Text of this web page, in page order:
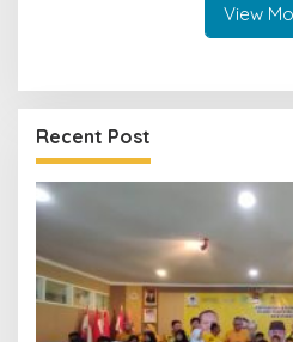
View
Recent Post